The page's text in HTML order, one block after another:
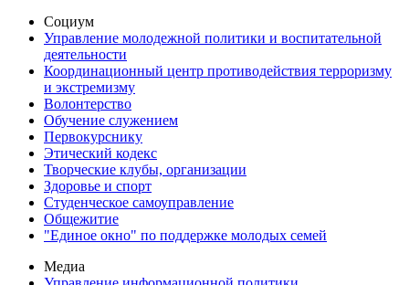
Социум
Управление молодежной политики и воспитательной
деятельности
Координационный центр противодействия терроризму
и экстремизму
Волонтерство
Обучение служением
Первокурснику
Этический кодекс
Творческие клубы, организации
Здоровье и спорт
Студенческое самоуправление
Общежитие
"Единое окно" по поддержке молодых семей
Медиа